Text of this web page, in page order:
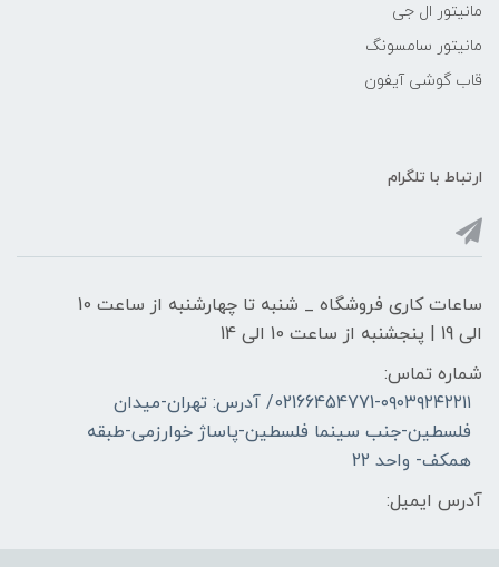
مانیتور ال جی
مانیتور سامسونگ
قاب گوشی آیفون
ارتباط با تلگرام
ساعات کاری فروشگاه _ شنبه تا چهارشنبه از ساعت 10
الی 19 | پنجشنبه از ساعت 10 الی 14
شماره تماس:
02166454771-۰۹۰۳۹۲۴۲۲۱۱/ آدرس: تهران-میدان
فلسطین-جنب سینما فلسطین-پاساژ خوارزمی-طبقه
همکف- واحد 22
آدرس ایمیل: